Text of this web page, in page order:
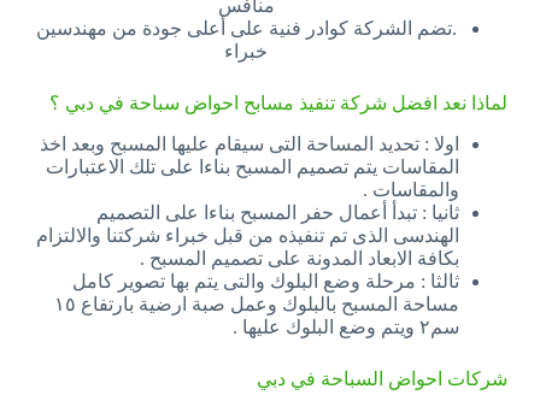
منافس
.تضم الشركة كوادر فنية على أعلى جودة من مهندسين
خبراء
لماذا نعد افضل شركة تنفيذ مسابح احواض سباحة في دبي ؟
اولا : تحديد المساحة التى سيقام عليها المسبح وبعد اخذ
المقاسات يتم تصميم المسبح بناءا على تلك الاعتبارات
والمقاسات .
ثانيا : تبدأ أعمال حفر المسبح بناءا على التصميم
الهندسى الذى تم تنفيذه من قبل خبراء شركتنا والالتزام
بكافة الابعاد المدونة على تصميم المسبح .
ثالثا : مرحلة وضع البلوك والتى يتم بها تصوير كامل
مساحة المسبح بالبلوك وعمل صبة ارضية بارتفاع ١٥
سم٢ ويتم وضع البلوك عليها .
شركات احواض السباحة في دبي